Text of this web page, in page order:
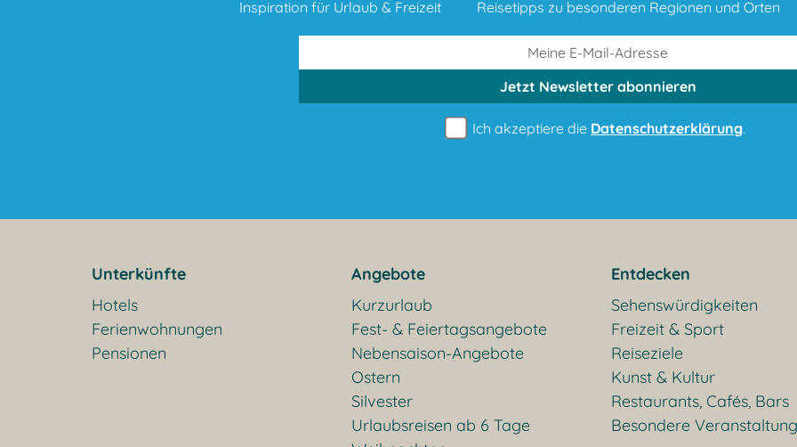
Inspiration für Urlaub & Freizeit
Reisetipps zu besonderen Regionen und Orten
Jetzt Newsletterabonnieren
Ich akzeptiere die Datenschutzerklärung.
Unterkünfte
Hotels
Ferienwohnungen
Pensionen
Angebote
Kurzurlaub
Fest- & Feiertagsangebote
Nebensaison-Angebote
Ostern
Silvester
Urlaubsreisen ab 6 Tage
Entdecken
Sehenswürdigkeiten
Freizeit & Sport
Reiseziele
Kunst & Kultur
Restaurants, Cafés, Bars
Besondere